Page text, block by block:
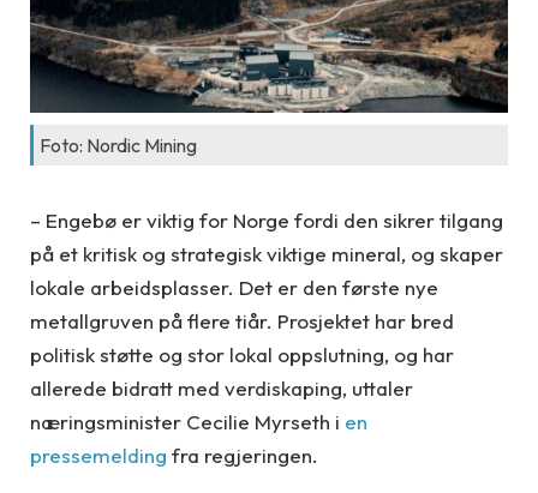
Foto: Nordic Mining
– Engebø er viktig for Norge fordi den sikrer tilgang
på et kritisk og strategisk viktige mineral, og skaper
lokale arbeidsplasser. Det er den første nye
metallgruven på flere tiår. Prosjektet har bred
politisk støtte og stor lokal oppslutning, og har
allerede bidratt med verdiskaping, uttaler
næringsminister Cecilie Myrseth i en
pressemelding fra regjeringen.